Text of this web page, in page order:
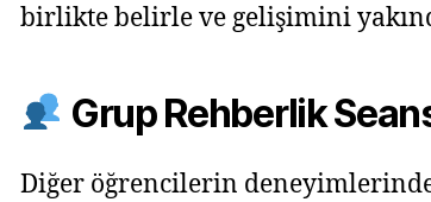
birlikte belirle ve gelişimini
Grup Rehberlik
Diğer öğrencilerin